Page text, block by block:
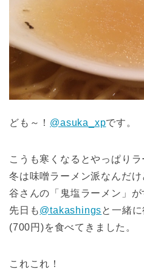
ども～！ @asuka_xpです。
こうも寒くなるとやっぱりラ
冬は味噌ラーメン派なんだ
谷さんの「鬼塩ラーメン」
先日も@takashingsと一緒
(700円)を食べてきました。
これこれ！